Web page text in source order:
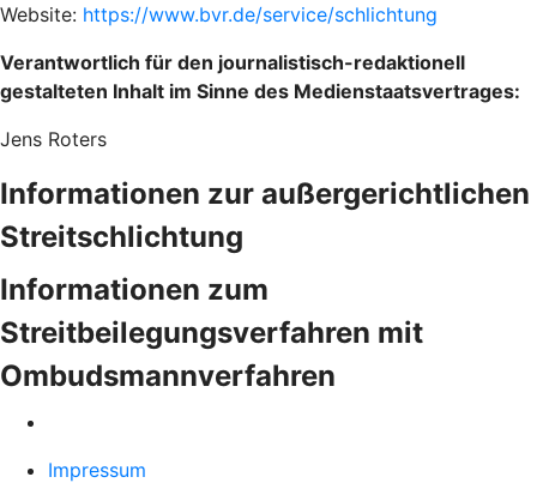
Website: https://www.bvr.de/service/schlichtung
Verantwortlich für den journalistisch-redaktionell
gestalteten Inhalt im Sinne des Medienstaatsvertrages:
Jens Roters
Informationen zur außergerichtlichen
Streitschlichtung
Informationen zum
Streitbeilegungsverfahren mit
Ombudsmannverfahren
Impressum